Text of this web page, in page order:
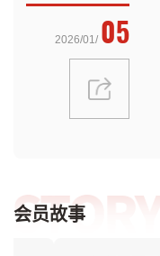
2026/01/ 05
会员故事